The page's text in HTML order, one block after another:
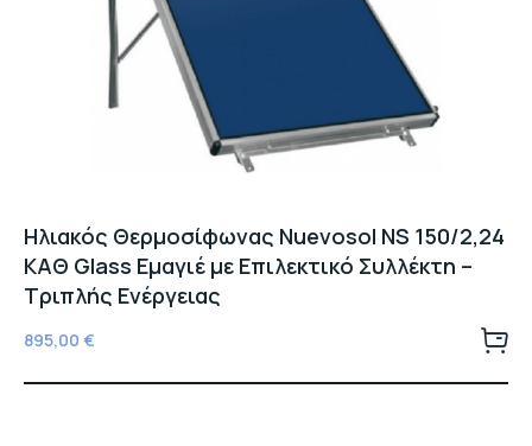
Ηλιακός Θερμοσίφωνας Nuevosol NS 150/2,24
ΚΑΘ Glass Εμαγιέ με Επιλεκτικό Συλλέκτη –
Τριπλής Ενέργειας
895,00 €